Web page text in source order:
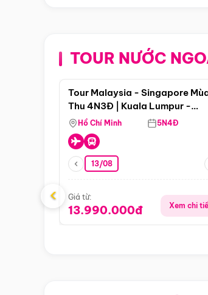
TOUR NƯỚCĐiểm nổi
Tour Malaysia - Singapore
Thu 4N3Đ | Kuala Lumpur -
Malacca - Johor Baru -
Singapore
Hồ Chí Minh 5N4Đ
13/08
Giá từ:
13.990.000đ Xem chi
‹